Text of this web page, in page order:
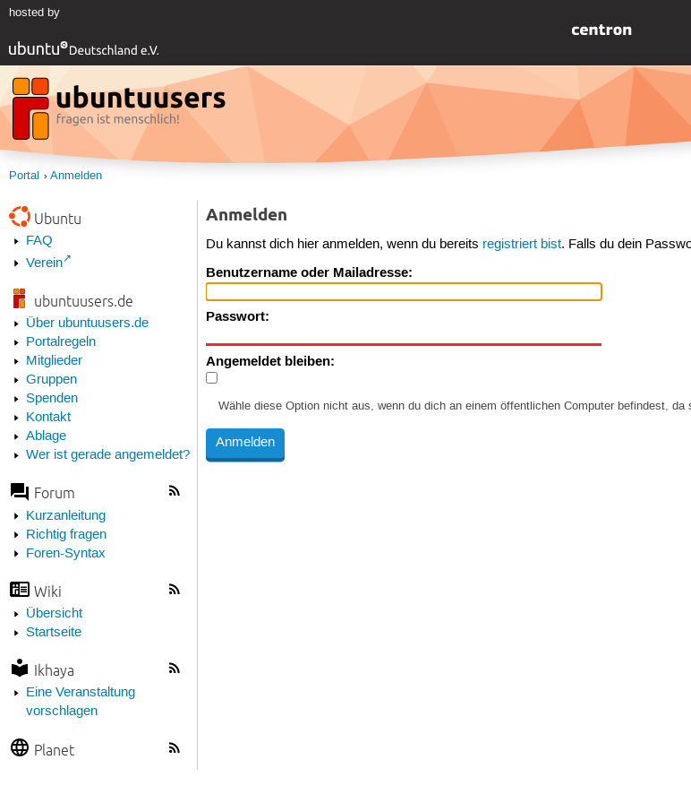
hosted by
Portal Anmelden
Ubuntu
FAQ
Verein
ubuntuusers.de
Über ubuntuusers.de
Portalregeln
Mitglieder
Gruppen
Spenden
Kontakt
Ablage
Wer ist gerade angemeldet?
Forum
Kurzanleitung
Richtig fragen
Foren-Syntax
Wiki
Übersicht
Startseite
Ikhaya
Eine Veranstaltung
vorschlagen
Planet
Anmelden
Du kannst dich hier anmelden, wenn du bereits registriert bist. Falls du dein
Benutzername oder Mailadresse:
Passwort:
Angemeldet bleiben:
Wähle diese Option nicht aus, wenn du dich an einem öffentlichen Computer befindest,